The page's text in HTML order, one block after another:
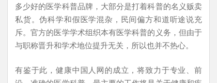
多少好的医学科普品牌，大部分是打着科普的名义贩卖
私货。伪科学和假医学混杂，民间偏方和道听途说充
斥。官方的医学学术组织本有医学科普的义务，但由于
与职称晋升和学术地位提升无关，所以也并不热心。
有鉴于此，健康中国人网的成立，将致力于专业、前